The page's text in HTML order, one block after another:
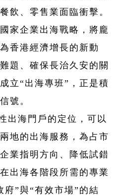
飲、零售業面臨衝擊。
家企業出海戰略，將龐
香港經濟增長的新動
題、確保長治久安的關
立“出海專班”，正是積
號。
出海門戶的定位，可以
地的出海服務，為占市
業指明方向、降低試錯
出海各階段所需的專業
府”與“有效市場”的結